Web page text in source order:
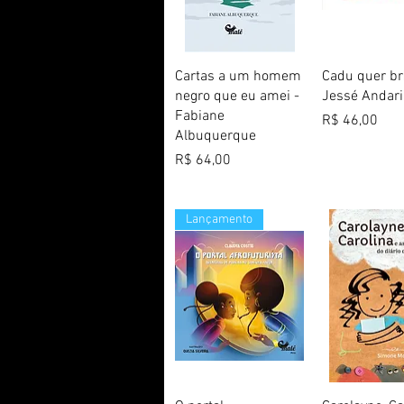
Visualização rápida
Cartas a um homem
negro que eu amei -
Fabiane
Albuquerque
Preço
R$ 64,00
Visualização
Cadu quer
Jessé
Preço
R$ 46,00
Lançamento